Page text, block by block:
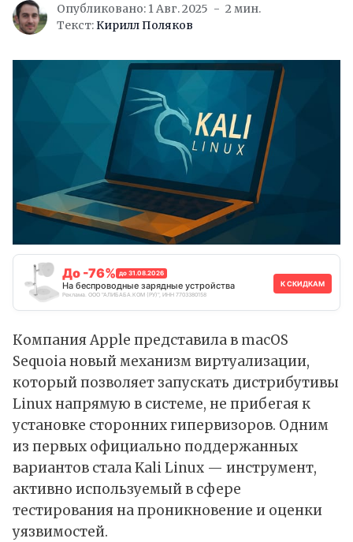
Опубликовано: 1 Авг. 2025
2 мин.
Текст: Кирилл Поляков
До -76% до 31.08.2026
На беспроводные зарядные устройства
Реклама. ООО "АЛИБАБА.КОМ (РУ)", ИНН 7703380158
К СКИДКАМ
КомпанияApple представила в macOS
Sequoia новый механизм виртуализации,
который позволяет запускать дистрибутивы
Linux напрямую в системе, не прибегая к
установке сторонних гипервизоров. Одним
из первых официально поддержанных
вариантов стала Kali Linux — инструмент,
активно используемый в сфере
тестирования на проникновение и оценки
уязвимостей.